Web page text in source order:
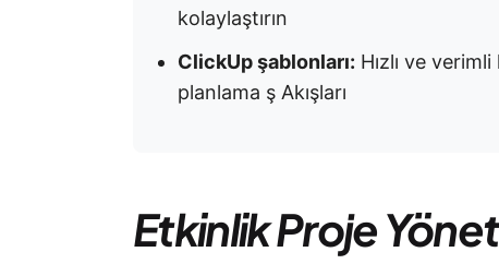
kolaylaştırın
ClickUp şablonları: Hızlı ve
planlama ş Akışları
Etkinlik Proje